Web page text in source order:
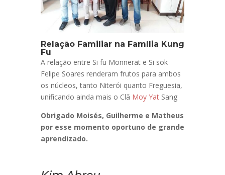
Relação Familiar na Família Kung
Fu
A relação entre Si fu Monnerat e Si sok
Felipe Soares renderam frutos para ambos
os núcleos, tanto Niterói quanto Freguesia,
unificando ainda mais o Clã Moy YatSang
Obrigado Moisés, Guilherme e Matheus
por esse momento oportuno de grande
aprendizado.